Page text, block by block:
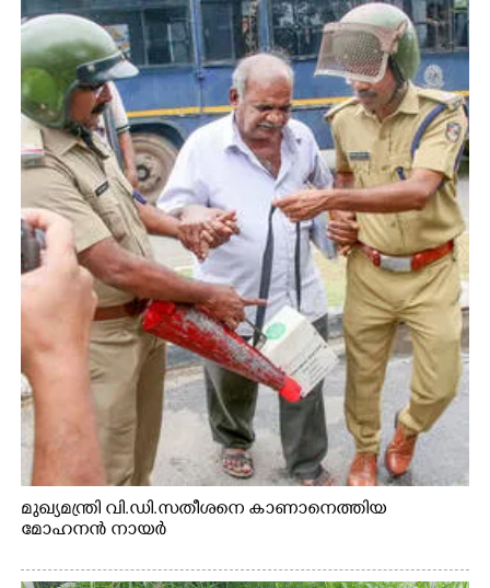
മുഖ്യമന്ത്രി വി.ഡി.സതീശനെ കാണാനെത്തിയ
മോഹനൻ നായർ